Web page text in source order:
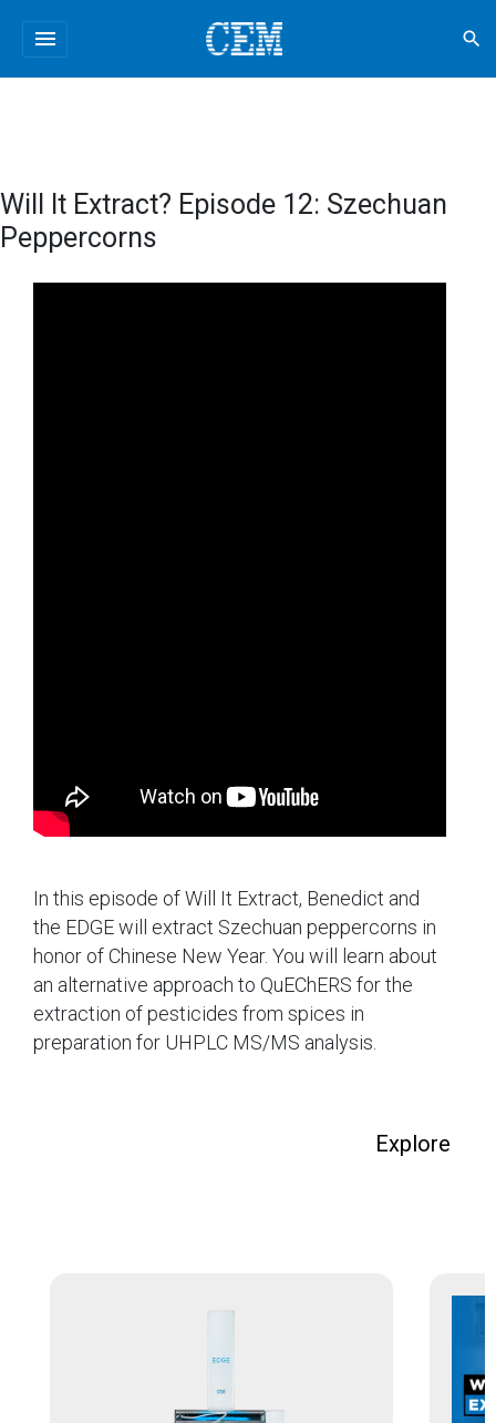
menu search
Will It Extract? Episode 12: Szechuan
Peppercorns
In this episode of Will It Extract, Benedict and
the EDGE will extract Szechuan peppercorns in
honor of Chinese New Year. You will learn about
an alternative approach to QuEChERS for the
extraction of pesticides from spices in
preparation for UHPLC MS/MS analysis.
Explore